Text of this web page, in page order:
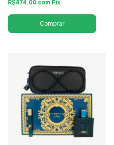
R$874,00 com Pix